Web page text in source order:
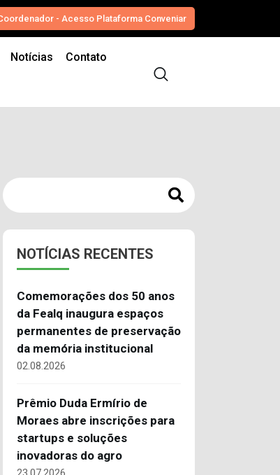
- Acesso Plataforma Conveniar
Notícias Contato
NOTÍCIAS RECENTES
Comemorações dos 50 anos
da Fealq inaugura espaços
permanentes de preservação
da memória institucional
02.08.2026
Prêmio Duda Ermírio de
Moraes abre inscrições para
startups e soluções
inovadoras do agro